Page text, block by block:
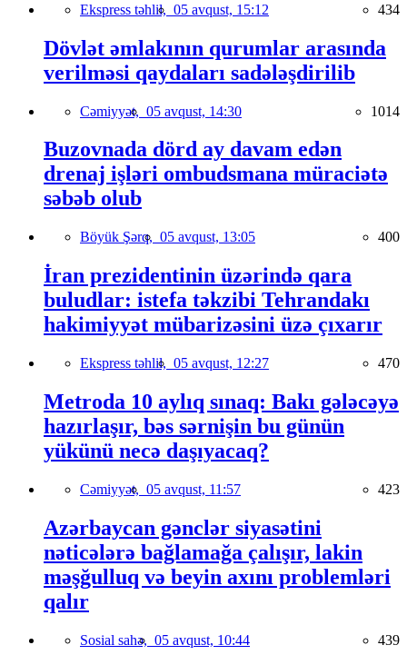
Ekspress təhlil, 05 avqust, 15:12 434
Dövlət əmlakının qurumlar arasında
verilməsi qaydaları sadələşdirilib
Cəmiyyət, 05 avqust, 14:30 1014
Buzovnada dörd ay davam edən
drenaj işləri ombudsmana müraciətə
səbəb olub
Böyük Şərq, 05 avqust, 13:05 400
İran prezidentinin üzərində qara
buludlar: istefa təkzibi Tehrandakı
hakimiyyət mübarizəsini üzə çıxarır
Ekspress təhlil, 05 avqust, 12:27 470
Metroda 10 aylıq sınaq: Bakı gələcəyə
hazırlaşır, bəs sərnişin bu günün
yükünü necə daşıyacaq?
Cəmiyyət, 05 avqust, 11:57 423
Azərbaycan gənclər siyasətini
nəticələrə bağlamağa çalışır, lakin
məşğulluq və beyin axını problemləri
qalır
Sosial sahə, 05 avqust, 10:44 439